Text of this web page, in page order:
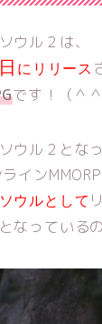
ウル２は、
にリリース
です！（＾＾
ウル２とな
イン
ウルとして
なっている